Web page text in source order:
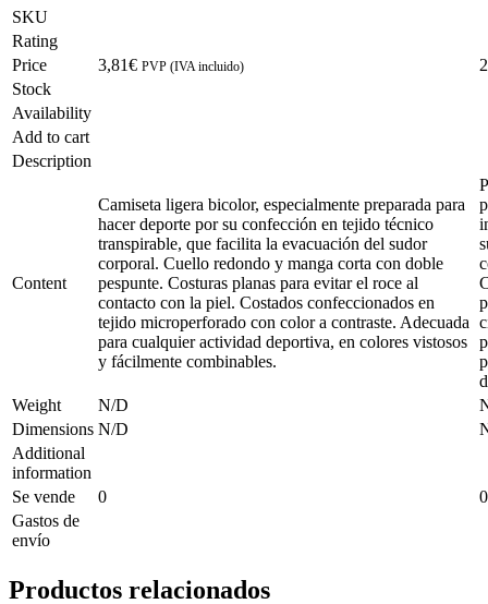
SKU
Rating
Price
3,81€ PVP (IVA incluido)
Stock
Availability
Add to cart
Description
Content
Camiseta ligera bicolor, especialmente preparada para
hacer deporte por su confección en tejido técnico
transpirable, que facilita la evacuación del sudor
corporal. Cuello redondo y manga corta con doble
pespunte. Costuras planas para evitar el roce al
contacto con la piel. Costados confeccionados en
tejido microperforado con color a contraste. Adecuada
para cualquier actividad deportiva, en colores vistosos
y fácilmente combinables.
Weight
N/D
Dimensions N/D
Additional
information
Se vende
0
0
Gastos de
envío
Productos relacionados